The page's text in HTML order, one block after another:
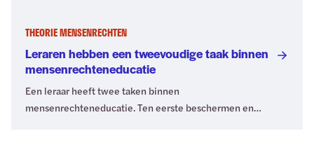
recht betekent is verder uitgewerkt door verschillende VN-
Leraren hebben een tweevoudige taak binnen
mensenrechteneducatie
THEORIE MENSENRECHTEN
Een leraar heeft twee taken binnen
mensenrechteneducatie. Ten eerste beschermen en